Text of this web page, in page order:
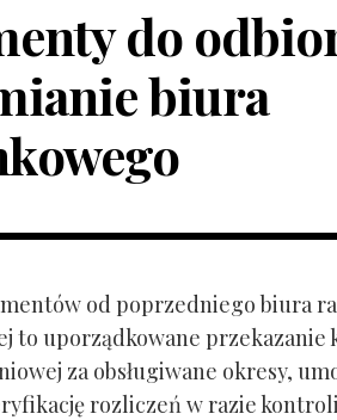
do
biura
od poprzedniego biura
to uporządkowane przekazanie
za obsługiwane okresy,
rozliczeń w razie